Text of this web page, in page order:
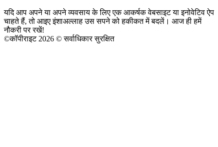
यदि आप अपने या अपने व्यवसाय के लिए एक आकर्षक वेबसाइट या इनोवेटिव ऐप
चाहते हैं, तो आइए इंशाअल्लाह उस सपने को हकीकत में बदलें। आज ही हमें
नौकरी पर रखें!
©कॉपीराइट 2026 © सर्वाधिकार सुरक्षित